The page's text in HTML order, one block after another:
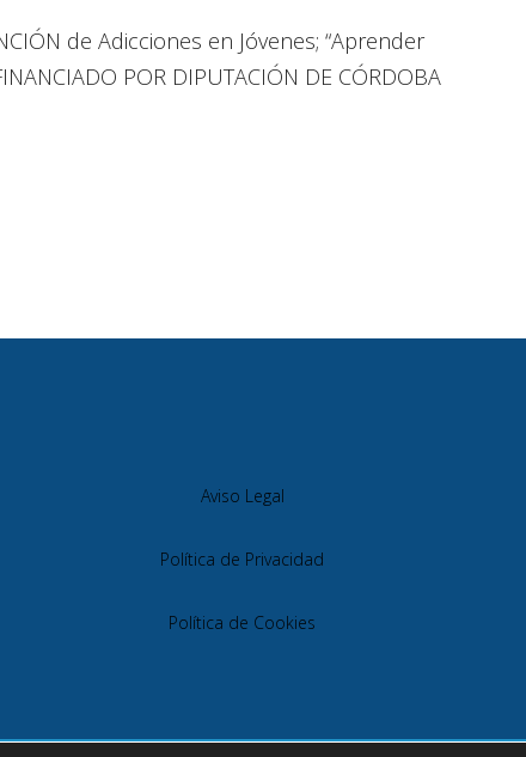
de Adicciones en Jóvenes; “Aprender
POR DIPUTACIÓN DE CÓRDOBA
Aviso Legal
Política de Privacidad
Política de Cookies